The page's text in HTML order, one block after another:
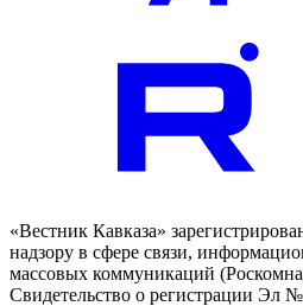
«Вестник Кавказа»
надзору в сфере связи,
массовых коммуникаций
Свидетельство о регистрации Эл